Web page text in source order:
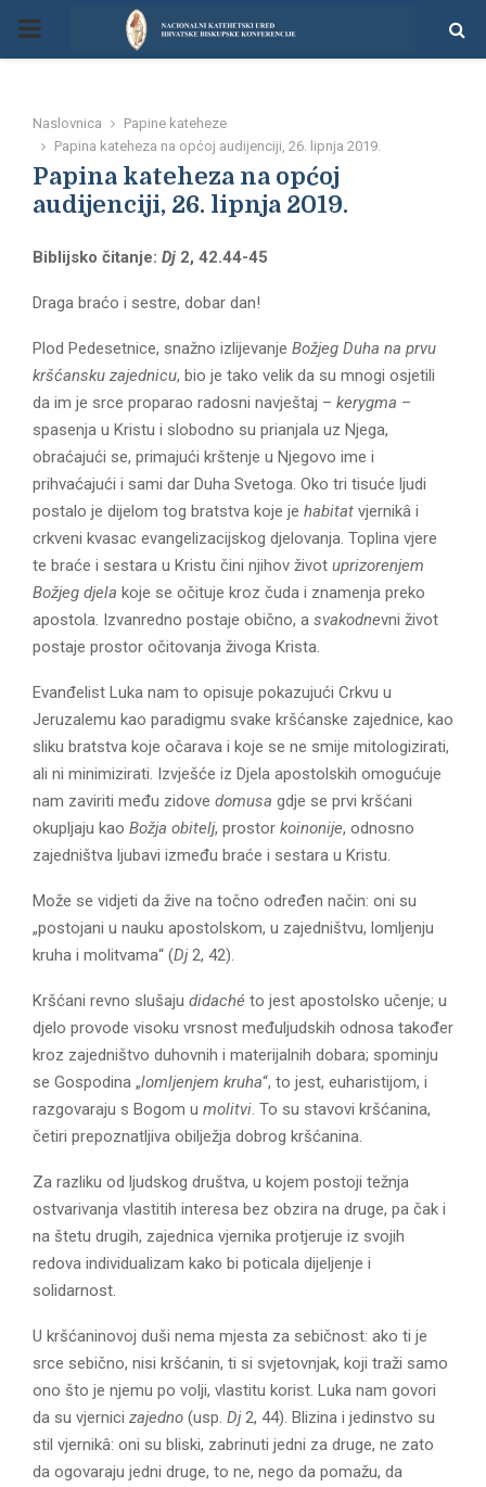
P
M
A
Y
M
E
N
U
Naslovnica
Papine kateheze
Papina kateheza na općoj audijenciji, 26. lipnja 2019.
Papina kateheza na općoj
audijenciji, 26. lipnja 2019.
Biblijsko čitanje: Dj 2, 42.44-45
Draga braćo i sestre, dobar dan!
Plod Pedesetnice, snažno izlijevanje Božjeg Duha na prvu
kršćansku zajednicu, bio je tako velik da su mnogi osjetili
da im je srce proparao radosni navještaj – kerygma –
spasenja u Kristu i slobodno su prianjala uz Njega,
obraćajući se, primajući krštenje u Njegovo ime i
prihvaćajući i sami dar Duha Svetoga. Oko tri tisuće ljudi
postalo je dijelom tog bratstva koje je habitat vjernikâ i
crkveni kvasac evangelizacijskog djelovanja. Toplina vjere
te braće i sestara u Kristu čini njihov život uprizorenjem
Božjeg djela koje se očituje kroz čuda i znamenja preko
apostola. Izvanredno postaje obično, a svakodnevni život
postaje prostor očitovanja živoga Krista.
Evanđelist Luka nam to opisuje pokazujući Crkvu u
Jeruzalemu kao paradigmu svake kršćanske zajednice, kao
sliku bratstva koje očarava i koje se ne smije mitologizirati,
ali ni minimizirati. Izvješće iz Djela apostolskih omogućuje
nam zaviriti među zidove domusa gdje se prvi kršćani
okupljaju kao Božja obitelj, prostor koinonije, odnosno
zajedništva ljubavi između braće i sestara u Kristu.
Može se vidjeti da žive na točno određen način: oni su
„postojani u nauku apostolskom, u zajedništvu, lomljenju
kruha i molitvama“ (Dj2, 42).
Kršćani revno slušaju didaché to jest apostolsko učenje; u
djelo provode visoku vrsnost međuljudskih odnosa također
kroz zajedništvo duhovnih i materijalnih dobara; spominju
se Gospodina „lomljenjem kruha“, to jest, euharistijom, i
razgovaraju s Bogom u molitvi . To su stavovi kršćanina,
četiri prepoznatljiva obilježja dobrog kršćanina.
Za razliku od ljudskog društva, u kojem postoji težnja
ostvarivanja vlastitih interesa bez obzira na druge, pa čak i
na štetu drugih, zajednica vjernika protjeruje iz svojih
redova individualizam kako bi poticala dijeljenje i
solidarnost.
U kršćaninovoj duši nema mjesta za sebičnost: ako ti je
srce sebično, nisi kršćanin, ti si svjetovnjak, koji traži samo
ono što je njemu po volji, vlastitu korist. Luka nam govori
da su vjernici zajedno (usp. Dj 2, 44). Blizina i jedinstvo su
stil vjernikâ: oni su bliski, zabrinuti jedni za druge, ne zato
da ogovaraju jedni druge, to ne, nego da pomažu, da